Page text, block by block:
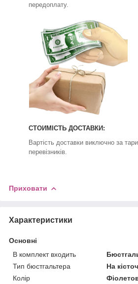
передоплату.
СТОИМІСТЬ ДОСТАВКИ:
Вартість доставки виключно за
перевізників.
Приховати
Характеристики
Основні
В комплект входить
Тип бюстгальтера
На
Колір